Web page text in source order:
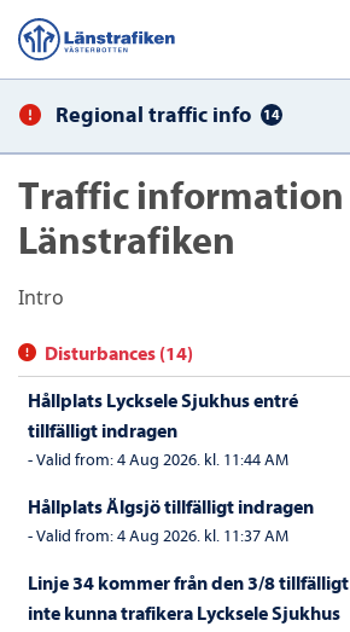
Regional traffic info 14
Traffic information
Länstrafiken
Intro
Disturbances (14)
Hållplats Lycksele Sjukhus entré
tillfälligt indragen
-Valid from:4 Aug 2026. kl. 11:44 AM
Hållplats Älgsjö tillfälligt indragen
-Valid from:4 Aug 2026. kl. 11:37 AM
Linje 34 kommer från den 3/8 tillfälligt
inte kunna trafikera Lycksele Sjukhus